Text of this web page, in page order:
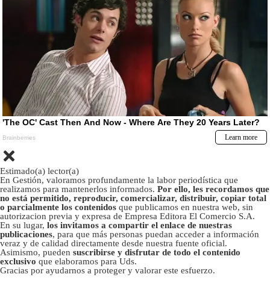
Estimado(a) lector(a)
En Gestión, valoramos profundamente la labor periodística que
realizamos para mantenerlos informados. Por ello, les recordamos que
no está permitido, reproducir, comercializar, distribuir, copiar total
o parcialmente los contenidos que publicamos en nuestra web, sin
autorizacion previa y expresa de Empresa Editora El Comercio S.A.
En su lugar, los invitamos a compartir el enlace de nuestras
publicaciones, para que más personas puedan acceder a información
veraz y de calidad directamente desde nuestra fuente oficial.
Asimismo, pueden suscribirse y disfrutar de todo el contenido
exclusivo que elaboramos para Uds.
Gracias por ayudarnos a proteger y valorar este esfuerzo.